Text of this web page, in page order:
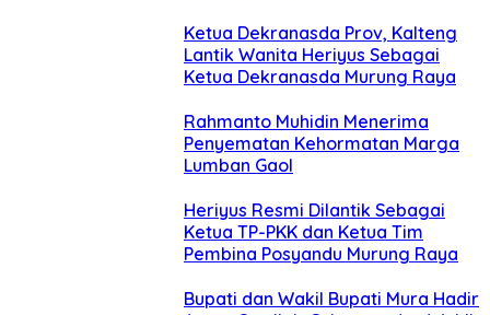
Ketua Dekranasda Prov, Kalteng
Lantik Wanita Heriyus Sebagai
Ketua Dekranasda Murung Raya
Rahmanto Muhidin Menerima
Penyematan Kehormatan Marga
Lumban Gaol
Heriyus Resmi Dilantik Sebagai
Ketua TP-PKK dan Ketua Tim
Pembina Posyandu Murung Raya
Bupati dan Wakil Bupati Mura Hadir